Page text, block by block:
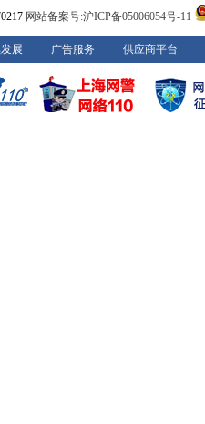
网站备案号:沪ICP备05006054号-11
展 广告服务 供应商平台